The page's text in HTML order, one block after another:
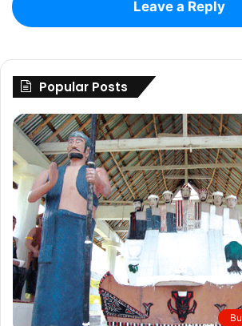
Leave a Reply
Popular Posts